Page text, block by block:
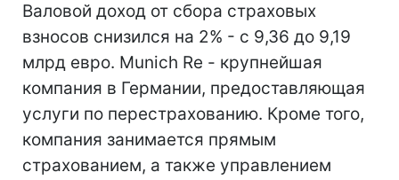
Валовой доход от сбора страховых
взносов снизился на 2% - с 9,36 до 9,19
млрд евро. Munich Re - крупнейшая
компания в Германии, предоставляющая
услуги по перестрахованию. Кроме того,
компания занимается прямым
страхованием, а также управлением